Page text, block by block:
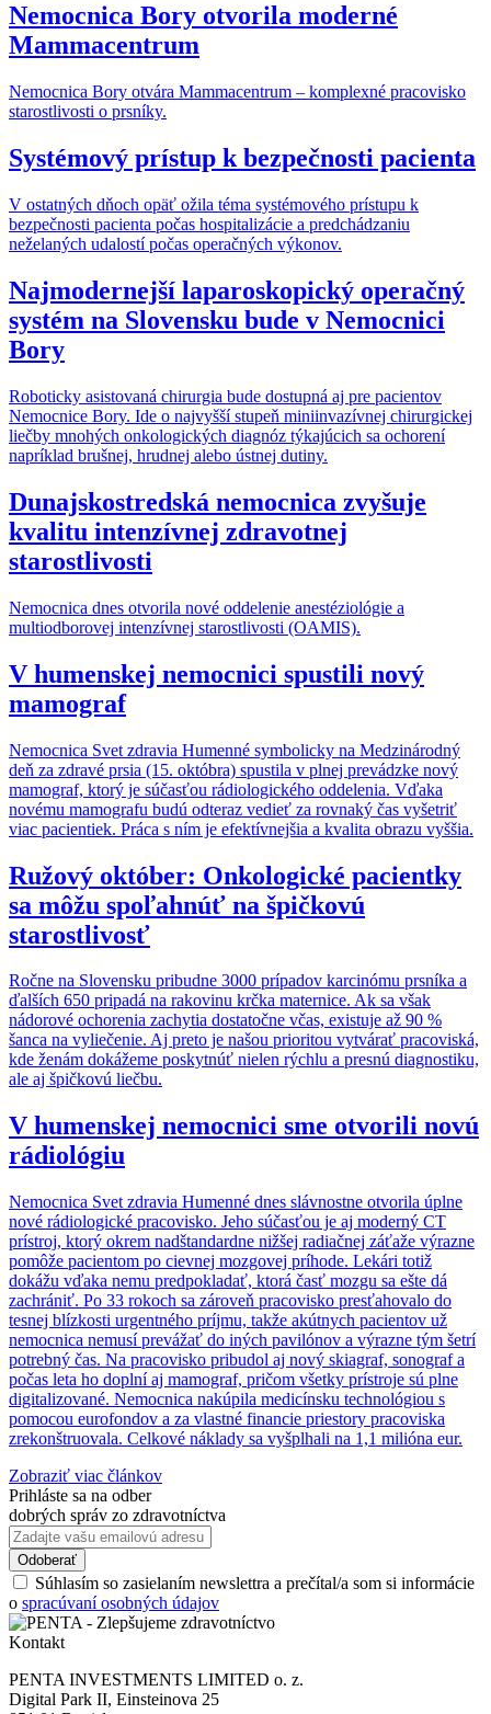
Nemocnica Bory otvorila moderné
Mammacentrum
Nemocnica Bory otvára Mammacentrum – komplexné pracovisko
starostlivosti o prsníky.
Systémový prístup k bezpečnosti pacienta
V ostatných dňoch opäť ožila téma systémového prístupu k
bezpečnosti pacienta počas hospitalizácie a predchádzaniu
neželaných udalostí počas operačných výkonov.
Najmodernejší laparoskopický operačný
systém na Slovensku bude v Nemocnici
Bory
Roboticky asistovaná chirurgia bude dostupná aj pre pacientov
Nemocnice Bory. Ide o najvyšší stupeň miniinvazívnej chirurgickej
liečby mnohých onkologických diagnóz týkajúcich sa ochorení
napríklad brušnej, hrudnej alebo ústnej dutiny.
Dunajskostredská nemocnica zvyšuje
kvalitu intenzívnej zdravotnej
starostlivosti
Nemocnica dnes otvorila nové oddelenie anestéziológie a
multiodborovej intenzívnej starostlivosti (OAMIS).
V humenskej nemocnici spustili nový
mamograf
Nemocnica Svet zdravia Humenné symbolicky na Medzinárodný
deň za zdravé prsia (15. októbra) spustila v plnej prevádzke nový
mamograf, ktorý je súčasťou rádiologického oddelenia. Vďaka
novému mamografu budú odteraz vedieť za rovnaký čas vyšetriť
viac pacientiek. Práca s ním je efektívnejšia a kvalita obrazu vyššia.
Ružový október: Onkologické pacientky
sa môžu spoľahnúť na špičkovú
starostlivosť
Ročne na Slovensku pribudne 3000 prípadov karcinómu prsníka a
ďalších 650 pripadá na rakovinu krčka maternice. Ak sa však
nádorové ochorenia zachytia dostatočne včas, existuje až 90 %
šanca na vyliečenie. Aj preto je našou prioritou vytvárať pracoviská,
kde ženám dokážeme poskytnúť nielen rýchlu a presnú diagnostiku,
ale aj špičkovú liečbu.
V humenskej nemocnici sme otvorili novú
rádiológiu
Nemocnica Svet zdravia Humenné dnes slávnostne otvorila úplne
nové rádiologické pracovisko. Jeho súčasťou je aj moderný CT
prístroj, ktorý okrem nadštandardne nižšej radiačnej záťaže výrazne
pomôže pacientom po cievnej mozgovej príhode. Lekári totiž
dokážu vďaka nemu predpokladať, ktorá časť mozgu sa ešte dá
zachrániť. Po 33 rokoch sa zároveň pracovisko presťahovalo do
tesnej blízkosti urgentného príjmu, takže akútnych pacientov už
nemocnica nemusí prevážať do iných pavilónov a výrazne tým šetrí
potrebný čas. Na pracovisko pribudol aj nový skiagraf, sonograf a
počas leta ho doplní aj mamograf, pričom všetky prístroje sú plne
digitalizované. Nemocnica nakúpila medicínsku technológiou s
pomocou eurofondov a za vlastné financie priestory pracoviska
zrekonštruovala. Celkové náklady sa vyšplhali na 1,1 milióna eur.
Zobraziť viac článkov
Prihláste sa na odber
dobrých správ zo zdravotníctva
Súhlasím so zasielaním newslettra a prečítal/a som si informácie
o spracúvaní osobných údajov
Kontakt
PENTA INVESTMENTS LIMITED o. z.
Digital Park II, Einsteinova 25